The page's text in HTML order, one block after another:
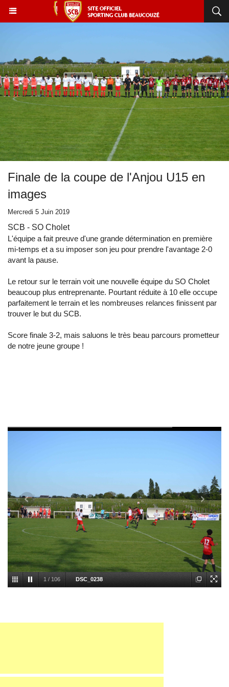
Finale de la coupe de l'Anjou U15 en
images
Mercredi 5 Juin 2019
SCB - SO Cholet
L'équipe a fait preuve d'une grande détermination en première
mi-temps et a su imposer son jeu pour prendre l'avantage 2-0
avant la pause.
Le retour sur le terrain voit une nouvelle équipe du SO Cholet
beaucoup plus entreprenante. Pourtant réduite à 10 elle occupe
parfaitement le terrain et les nombreuses relances finissent par
trouver le but du SCB.
Score finale 3-2, mais saluons le très beau parcours prometteur
de notre jeune groupe !
1 / 106 DSC_0238